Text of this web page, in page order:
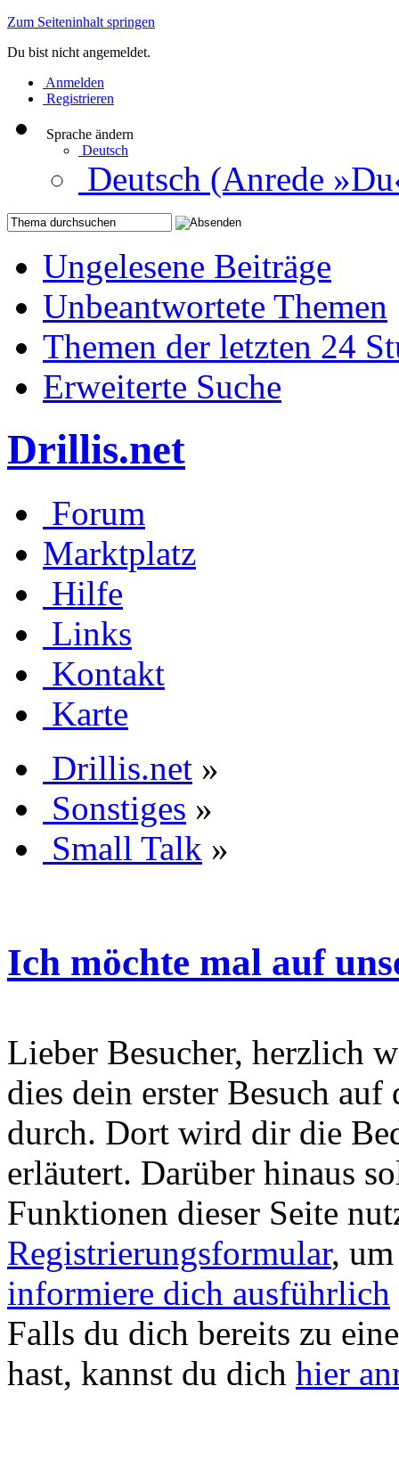
Zum Seiteninhalt springen
Du bist nicht angemeldet.
Anmelden
Registrieren
Sprache ändern
Deutsch
Deutsch (Anrede
Ungelesene Beiträge
Unbeantwortete Themen
Themen der letzten 24
Erweiterte Suche
Drillis.net
Forum
Marktplatz
Hilfe
Links
Kontakt
Karte
Drillis.net »
Sonstiges »
Small Talk »
Ich möchte mal auf
Lieber Besucher, herzlich
dies dein erster Besuch
durch. Dort wird dir die
erläutert. Darüber hinaus
Funktionen dieser Seite
Registrierungsformular,
informiere dich ausführlich
Falls du dich bereits zu
hast, kannst du dich hier